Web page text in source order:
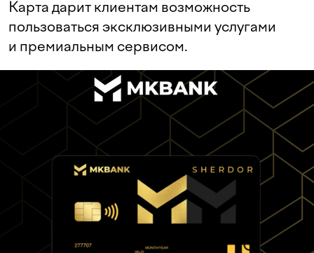
Карта дарит клиентам возможность
пользоваться эксклюзивными услугами
и премиальным сервисом.